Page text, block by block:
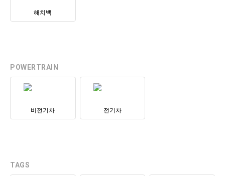
해치백
POWERTRAIN
비전기차 전기차
TAGS